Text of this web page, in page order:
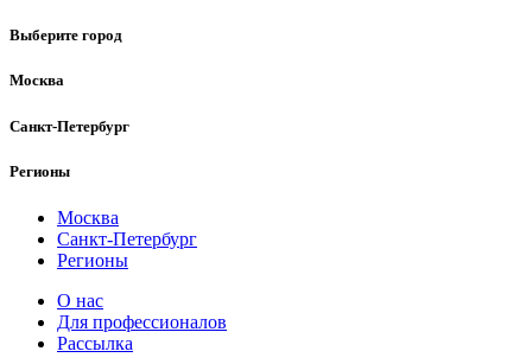
Выберите город
Москва
Санкт-Петербург
Регионы
Москва
Санкт-Петербург
Регионы
О нас
Для профессионалов
Рассылка